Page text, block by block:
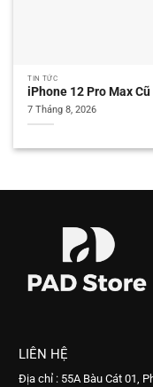
TIN TỨC
iPhone 12 Pro Max
7 Tháng 8, 2026
LIÊN HỆ
Địa chỉ : 55A Bàu Cát 01,